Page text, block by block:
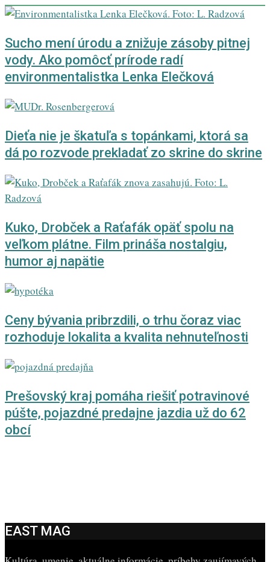
Sucho mení úrodu a znižuje zásoby pitnej
vody. Ako pomôcť prírode radí
environmentalistka Lenka Elečková
Dieťa nie je škatuľa s topánkami, ktorá sa
dá po rozvode prekladať zo skrine do skrine
Kuko, Drobček a Raťafák opäť spolu na
veľkom plátne. Film prináša nostalgiu,
humor aj napätie
Ceny bývania pribrzdili, o trhu čoraz viac
rozhoduje lokalita a kvalita nehnuteľnosti
Prešovský kraj pomáha riešiť potravinové
púšte, pojazdné predajne jazdia už do 62
obcí
EAST MAG